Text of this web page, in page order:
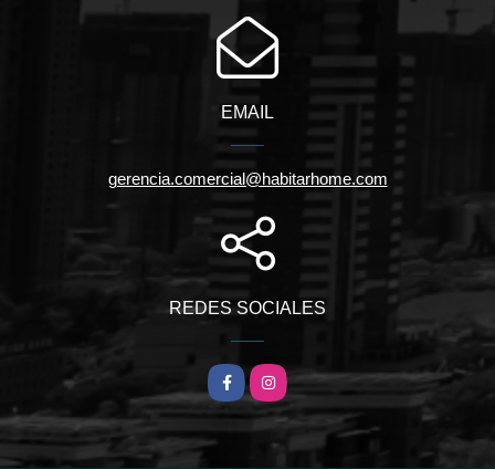
EMAIL
gerencia.comercial@habitarhome.com
REDES SOCIALES
FacebookInstagram